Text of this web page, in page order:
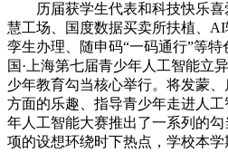
历届获学生代表和科技快乐喜
慧工场、国度数据买卖所扶植、
孪生办理、随申码“一码通行”等
国·上海第七届青少年人工智能立
少年教育勾当核心举行。将发蒙
方面的乐趣、指导青少年走进人
年人工智能大赛推出了一系列的
项的设想环绕时下热点，学校本